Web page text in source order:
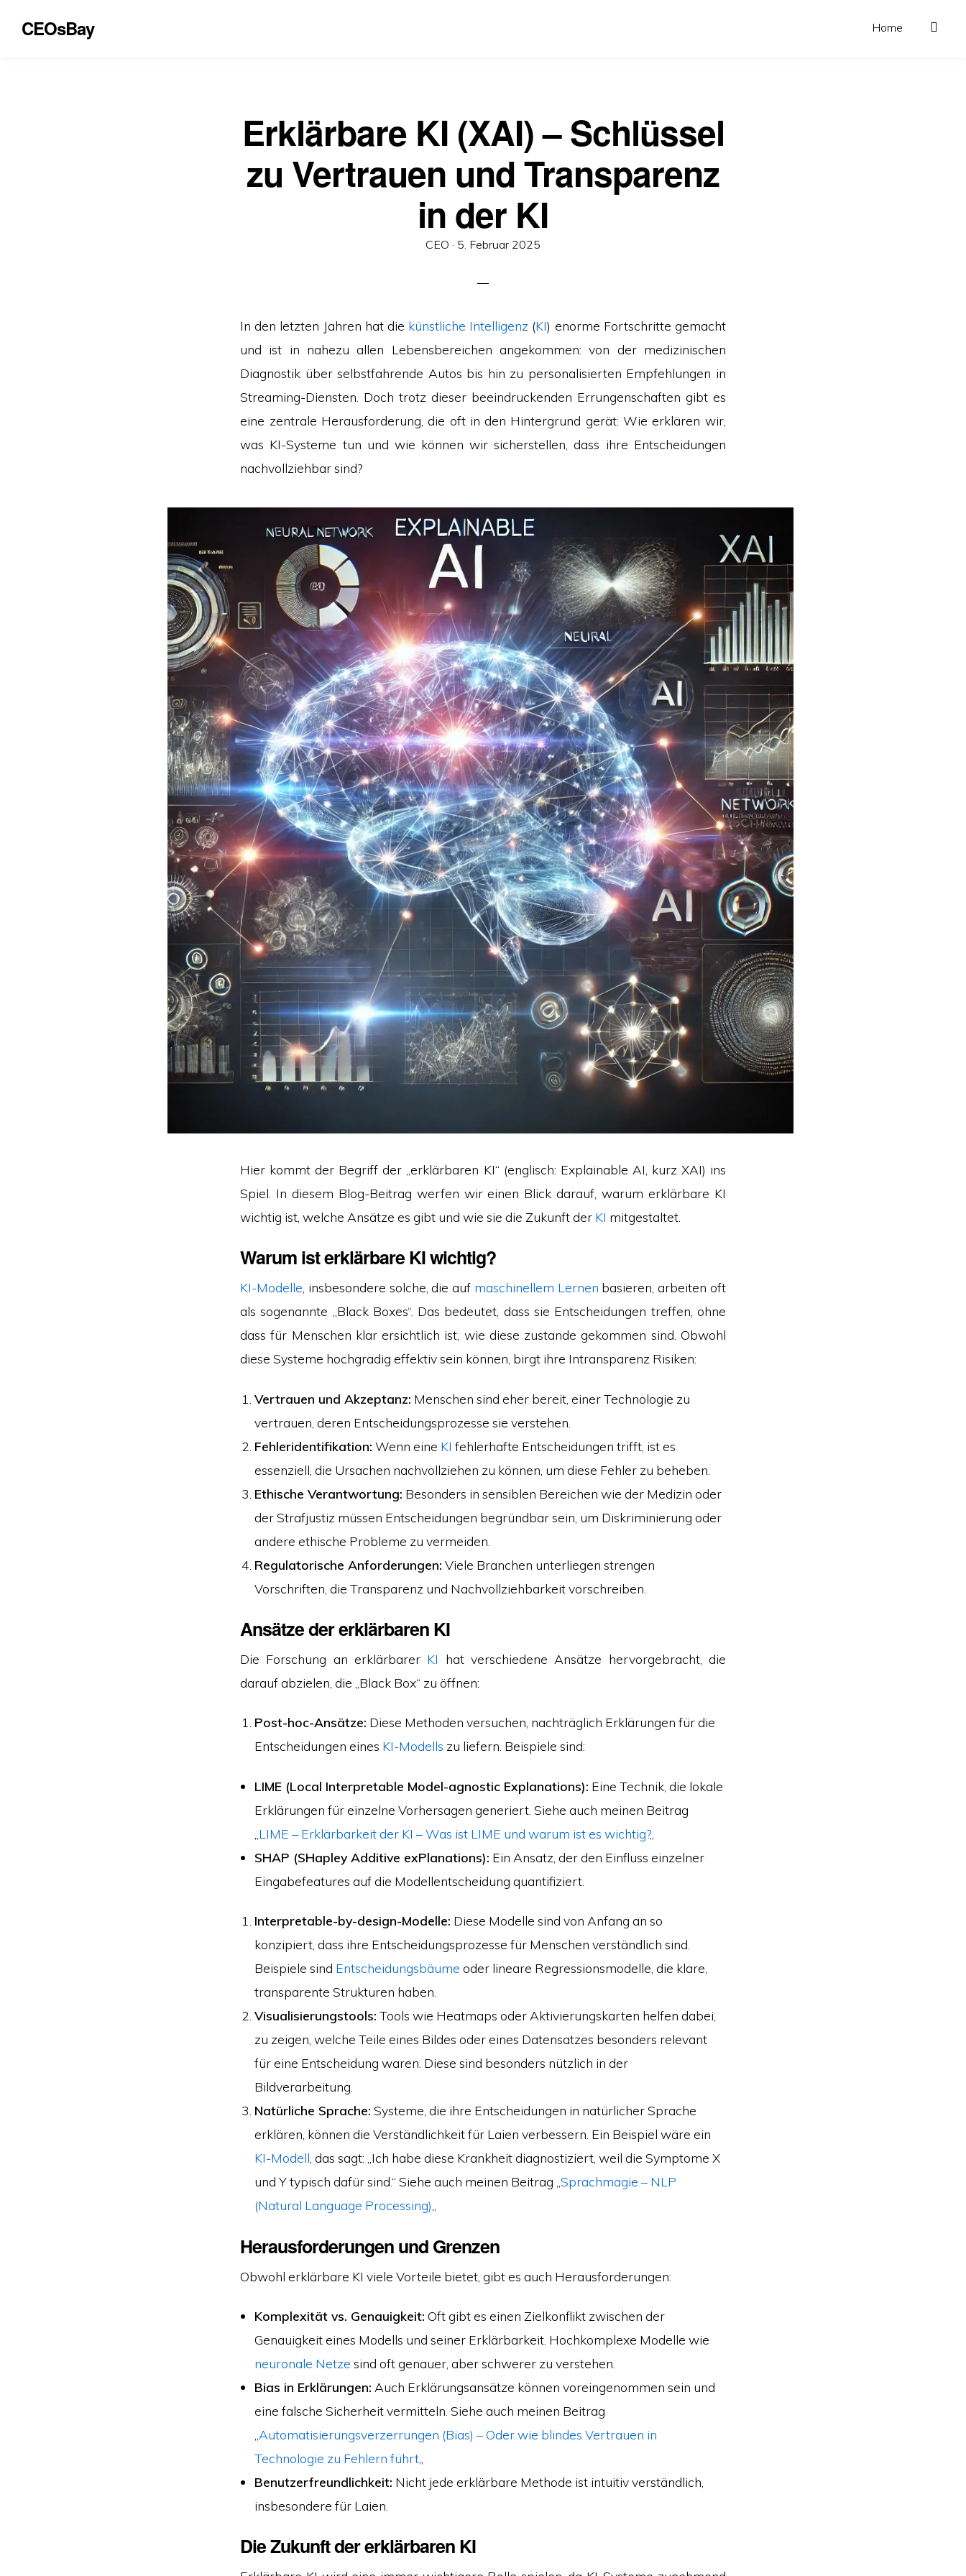
CEOsBay Home
Erklärbare KI (XAI) – Schlüssel
zu Vertrauen und Transparenz
in der KI
CEO · Veröffentlicht
5. Februar 2025
In den letzten Jahren hat die künstliche Intelligenz (KI) enorme Fortschritte gemacht
und ist in nahezu allen Lebensbereichen angekommen: von der medizinischen
Diagnostik über selbstfahrende Autos bis hin zu personalisierten Empfehlungen in
Streaming-Diensten. Doch trotz dieser beeindruckenden Errungenschaften gibt es
eine zentrale Herausforderung, die oft in den Hintergrund gerät: Wie erklären wir,
was KI-Systeme tun und wie können wir sicherstellen, dass ihre Entscheidungen
nachvollziehbar sind?
Hier kommt der Begriff der „erklärbaren KI“ (englisch: Explainable AI, kurz XAI) ins
Spiel. In diesem Blog-Beitrag werfen wir einen Blick darauf, warum erklärbare KI
wichtig ist, welche Ansätze es gibt und wie sie die Zukunft der KI mitgestaltet.
Warum ist erklärbare KI wichtig?
KI-Modelle , insbesondere solche, die auf maschinellem Lernen basieren, arbeiten oft
als sogenannte „Black Boxes“. Das bedeutet, dass sie Entscheidungen treffen, ohne
dass für Menschen klar ersichtlich ist, wie diese zustande gekommen sind. Obwohl
diese Systeme hochgradig effektiv sein können, birgt ihre Intransparenz Risiken:
Vertrauen und Akzeptanz: Menschen sind eher bereit, einer Technologie zu
vertrauen, deren Entscheidungsprozesse sie verstehen.
Fehleridentifikation: Wenn eine KI fehlerhafte Entscheidungen trifft, ist es
essenziell, die Ursachen nachvollziehen zu können, um diese Fehler zu beheben.
Ethische Verantwortung: Besonders in sensiblen Bereichen wie der Medizin oder
der Strafjustiz müssen Entscheidungen begründbar sein, um Diskriminierung oder
andere ethische Probleme zu vermeiden.
Regulatorische Anforderungen: Viele Branchen unterliegen strengen
Vorschriften, die Transparenz und Nachvollziehbarkeit vorschreiben.
Ansätze der erklärbaren KI
Die Forschung an erklärbarer KI hat verschiedene Ansätze hervorgebracht, die
darauf abzielen, die „Black Box“ zu öffnen:
Post-hoc-Ansätze: Diese Methoden versuchen, nachträglich Erklärungen für die
Entscheidungen eines KI-Modells zu liefern. Beispiele sind:
LIME (Local Interpretable Model-agnostic Explanations): Eine Technik, die lokale
Erklärungen für einzelne Vorhersagen generiert. Siehe auch meinen Beitrag
LIME – Erklärbarkeit der KI – Was ist LIME und warum ist es wichtig?„
SHAP (SHapley Additive exPlanations): Ein Ansatz, der den Einfluss einzelner
Eingabefeatures auf die Modellentscheidung quantifiziert.
Interpretable-by-design-Modelle: Diese Modelle sind von Anfang an so
konzipiert, dass ihre Entscheidungsprozesse für Menschen verständlich sind.
Beispiele sind Entscheidungsbäume oder lineare Regressionsmodelle, die klare,
transparente Strukturen haben.
Visualisierungstools: Tools wie Heatmaps oder Aktivierungskarten helfen dabei,
zu zeigen, welche Teile eines Bildes oder eines Datensatzes besonders relevant
für eine Entscheidung waren. Diese sind besonders nützlich in der
Bildverarbeitung.
Natürliche Sprache: Systeme, die ihre Entscheidungen in natürlicher Sprache
erklären, können die Verständlichkeit für Laien verbessern. Ein Beispiel wäre ein
KI-Modell , das sagt: „Ich habe diese Krankheit diagnostiziert, weil die Symptome X
und Y typisch dafür sind.“ Siehe auch meinen Beitrag „Sprachmagie – NLP
(Natural Language Processing)
Herausforderungen und Grenzen
Obwohl erklärbare KI viele Vorteile bietet, gibt es auch Herausforderungen:
Komplexität vs. Genauigkeit: Oft gibt es einen Zielkonflikt zwischen der
Genauigkeit eines Modells und seiner Erklärbarkeit. Hochkomplexe Modelle wie
neuronale Netze sind oft genauer, aber schwerer zu verstehen.
Bias in Erklärungen: Auch Erklärungsansätze können voreingenommen sein und
eine falsche Sicherheit vermitteln. Siehe auch meinen Beitrag
Automatisierungsverzerrungen (Bias) – Oder wie blindes Vertrauen in
Technologie zu Fehlern führt
Benutzerfreundlichkeit: Nicht jede erklärbare Methode ist intuitiv verständlich,
insbesondere für Laien.
Die Zukunft der erklärbaren KI